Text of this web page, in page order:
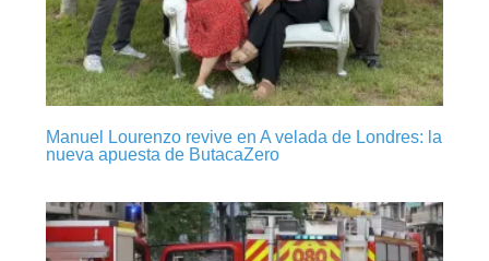
Manuel Lourenzo revive en A velada de Londres: la
nueva apuesta de ButacaZero